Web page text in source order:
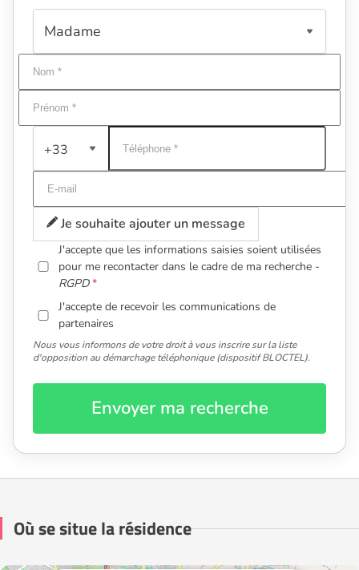
+33
Je souhaite ajouter un message
J'accepte que les informations saisies soient utilisées
pour me recontacter dans le cadre de ma recherche -
RGPD
J'accepte de recevoir les communications de
partenaires
Nous vous informons de votre droit à vous inscrire sur la liste
d'opposition au démarchage téléphonique (dispositif BLOCTEL).
Envoyer ma recherche
Où se situe la résidence